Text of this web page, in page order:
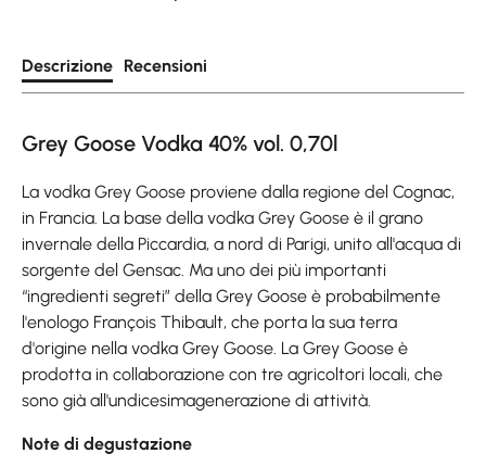
Descrizione Recensioni
Grey Goose Vodka 40% vol. 0,70l
La vodka Grey Goose proviene dalla regione del Cognac,
in Francia. La base della vodka Grey Goose è il grano
invernale della Piccardia, a nord di Parigi, unito all'acqua di
sorgente del Gensac. Ma uno dei più importanti
“ingredienti segreti” della Grey Goose è probabilmente
l'enologo François Thibault, che porta la sua terra
d'origine nella vodka Grey Goose. La Grey Goose è
prodotta in collaborazione con tre agricoltori locali, che
sono già all'undicesimagenerazione di attività.
Note di degustazione